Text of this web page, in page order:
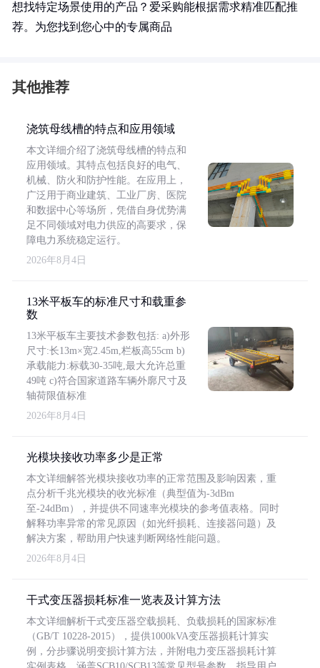
想找特定场景使用的产品？爱采购能根据需求精准匹配推
荐。为您找到您心中的专属商品
其他推荐
浇筑母线槽的特点和应用领域
本文详细介绍了浇筑母线槽的特点和
应用领域。其特点包括良好的电气、
机械、防火和防护性能。在应用上，
广泛用于商业建筑、工业厂房、医院
和数据中心等场所，凭借自身优势满
足不同领域对电力供应的高要求，保
障电力系统稳定运行。
2026年8月4日
13米平板车的标准尺寸和载重参
数
13米平板车主要技术参数包括: a)外形
尺寸:长13m×宽2.45m,栏板高55cm b)
承载能力:标载30-35吨,最大允许总重
49吨 c)符合国家道路车辆外廓尺寸及
轴荷限值标准
2026年8月4日
光模块接收功率多少是正常
本文详细解答光模块接收功率的正常范围及影响因素，重
点分析千兆光模块的收光标准（典型值为-3dBm
至-24dBm），并提供不同速率光模块的参考值表格。同时
解释功率异常的常见原因（如光纤损耗、连接器问题）及
解决方案，帮助用户快速判断网络性能问题。
2026年8月4日
干式变压器损耗标准一览表及计算方法
本文详细解析干式变压器空载损耗、负载损耗的国家标准
（GB/T 10228-2015），提供1000kVA变压器损耗计算实
例，分步骤说明变损计算方法，并附电力变压器损耗计算